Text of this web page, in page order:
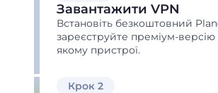
Завантажити VPN
Встановіть безкоштовний
зареєструйте преміум-версію
якому пристрої.
Крок 2